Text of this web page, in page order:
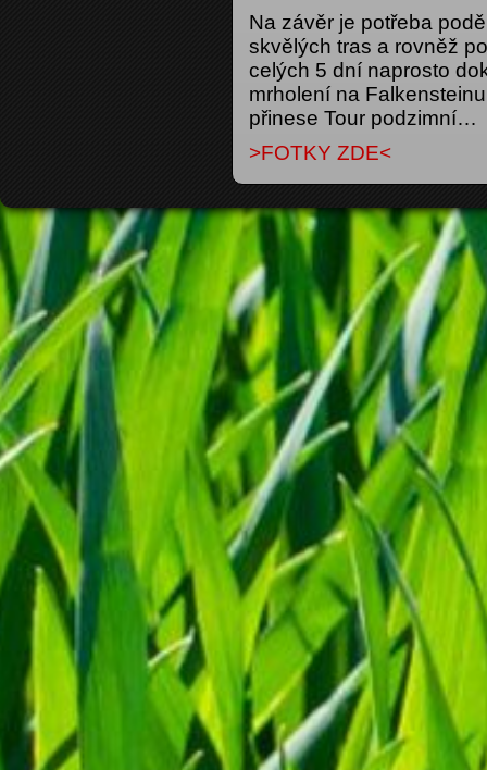
Na závěr je potřeba
skvělých tras a rovněž
celých 5 dní naprosto
mrholení na
přinese Tour podzimní…
>FOTKY ZDE<